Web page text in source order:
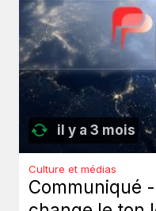
il y a 3 mois
Culture et médias
Communiqué